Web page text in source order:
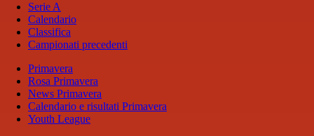
Serie A
Calendario
Classifica
Campionati precedenti
Primavera
Rosa Primavera
News Primavera
Calendario e risultati Primavera
Youth League